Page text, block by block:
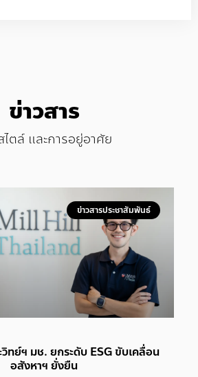
ข่าวสาร
ไตล์ และการอยู่อาศัย
ข่าวสารประชาสัมพันธ์
ทย์ฯ มช. ยกระดับ ESG ขับเคลื่อน
อสังหาฯ ยั่งยืน